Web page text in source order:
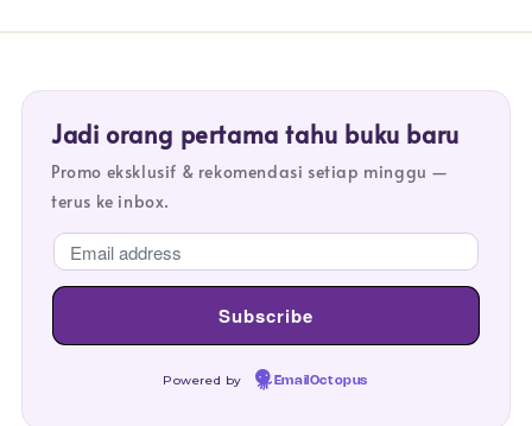
Jadi orang pertama tahu buku baru
Promo eksklusif & rekomendasi setiap minggu —
terus ke inbox.
Powered by EmailOctopus